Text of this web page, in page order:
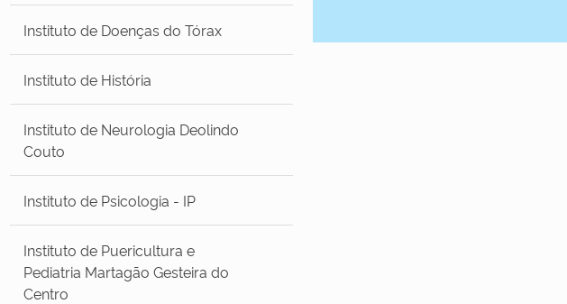
Instituto de Doenças do Tórax
Instituto de História
Instituto de Neurologia Deolindo
Couto
Instituto de Psicologia - IP
Instituto de Puericultura e
Pediatria Martagão Gesteira do
Centro